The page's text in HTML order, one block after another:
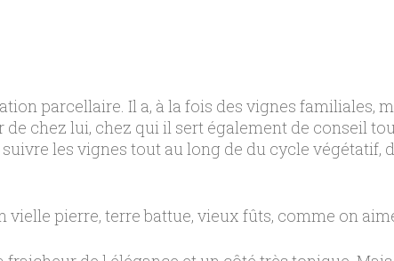
parcellaire. Il a, à la fois des vignes familiales,
chez lui, chez qui il sert également de conseil
les vignes tout au long de du cycle végétatif,
pierre, terre battue, vieux fûts, comme on